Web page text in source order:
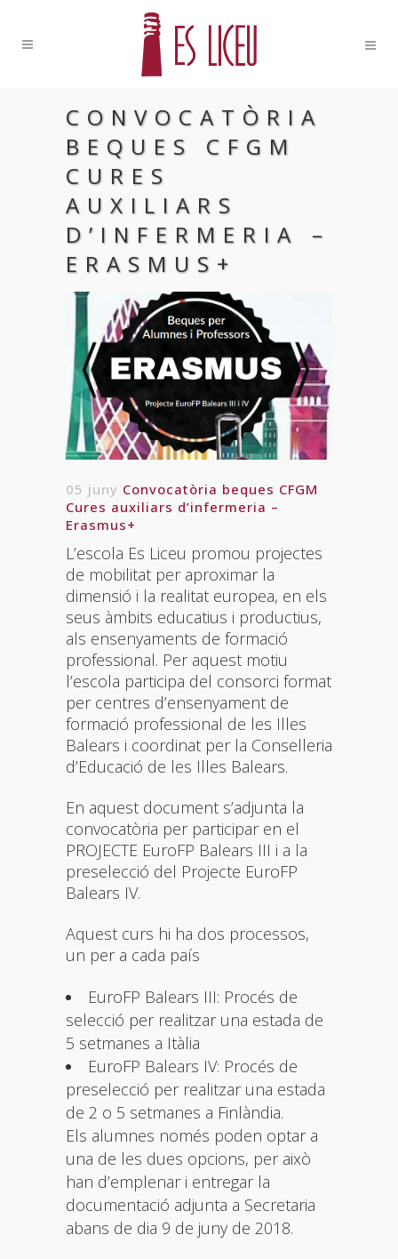
CONVOCATÒRIA
BEQUES CFGM
CURES
AUXILIARS
D’INFERMERIA –
ERASMUS+
05 juny Convocatòria beques CFGM
Cures auxiliars d’infermeria –
Erasmus+
L’escola Es Liceu promou projectes
de mobilitat per aproximar la
dimensió i la realitat europea, en els
seus àmbits educatius i productius,
als ensenyaments de formació
professional. Per aquest motiu
l’escola participa del consorci format
per centres d’ensenyament de
formació professional de les Illes
Balears i coordinat per la Conselleria
d’Educació de les Illes Balears.
En aquest document s’adjunta la
convocatòria per participar en el
PROJECTE EuroFP Balears III i a la
preselecció del Projecte EuroFP
Balears IV.
Aquest curs hi ha dos processos,
un per a cada país
EuroFP Balears III: Procés de
selecció per realitzar una estada de
5 setmanes a Itàlia
EuroFP Balears IV: Procés de
preselecció per realitzar una estada
de 2 o 5 setmanes a Finlàndia.
Els alumnes només poden optar a
una de les dues opcions, per això
han d’emplenar i entregar la
documentació adjunta a Secretaria
abans de dia 9 de juny de 2018.